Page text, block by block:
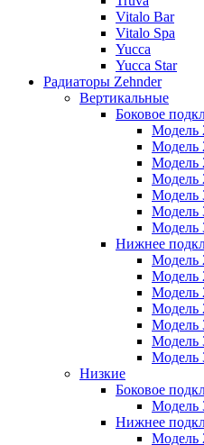
Vitalo Bar
Vitalo Spa
Yucca
Yucca Star
Радиаторы Zehnder
Вертикальные
Боковое
Модель
Модель
Модель
Модель
Модель
Модель
Модель
Нижнее
Модель
Модель
Модель
Модель
Модель
Модель
Модель
Низкие
Боковое
Модель
Нижнее
Модель